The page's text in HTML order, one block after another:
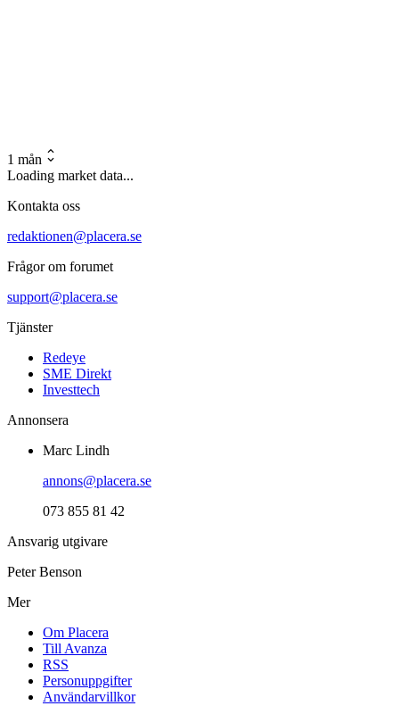
1 mån
Loading market data...
Kontakta oss
redaktionen@placera.se
Frågor om forumet
support@placera.se
Tjänster
Redeye
SME Direkt
Investtech
Annonsera
Marc Lindh
annons@placera.se
073 855 81 42
Ansvarig utgivare
Peter Benson
Mer
Om Placera
Till Avanza
RSS
Personuppgifter
Användarvillkor